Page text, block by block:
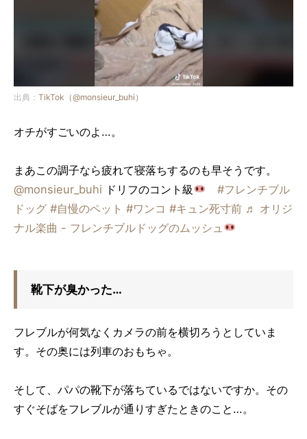
出典： TikTok（@monsieur_buhi）
オチがすごいのよ…。
まあこの調子なら疲れて寝落ちするのも早そうです。
@monsieur_buhi ドリフのコント級
#フレンチブル
ドッグ #自慢のペット #ワンコ #キュン死寸前 ♬ オリジ
ナル楽曲 - フレンチブルドッグのムッシュ
靴下が臭かった…
フレブルが何気なくカメラの前を横切ろうとしていま
す。その奥には列車のおもちゃ。
そして、パパの靴下が落ちているではないですか。その
すぐそばをフレブルが通りすぎたときのこと…。